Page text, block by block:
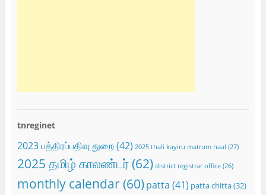
tnreginet
2023 பத்திரப்பதிவு துறை(42) 2025 thali kayiru matrum naal (27)
2025 தமிழ் காலண்டர்(62) district registrar office(26)
monthly calendar(60) patta (41) patta chitta(32)